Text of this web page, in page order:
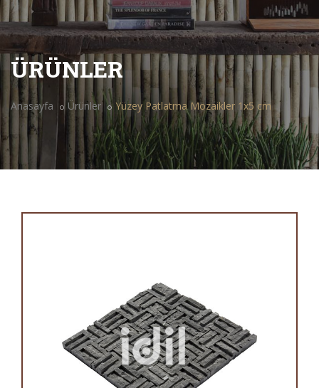
ÜRÜNLER
Anasayfa Ürünler Yüzey Patlatma Mozaikler 1x5 cm